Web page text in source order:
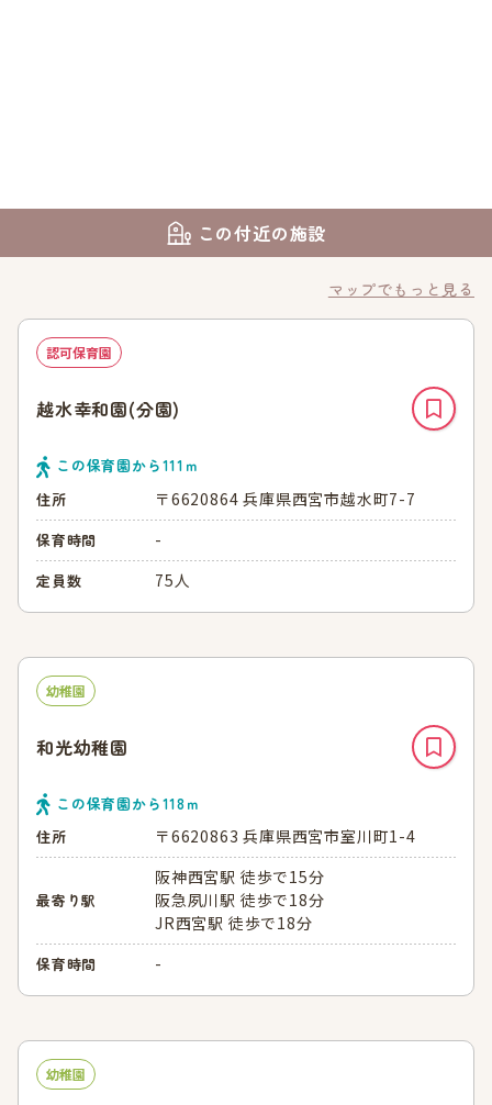
この付近の施設
マップでもっと見る
認可保育園
越水幸和園(分園)
この保育園から111 ｍ
住所
〒6620864 兵庫県西宮市越水町7-7
保育時間 -
定員数 75人
幼稚園
和光幼稚園
この保育園から118ｍ
住所
〒6620863 兵庫県西宮市室川町1-4
最寄り駅
阪神西宮駅 徒歩で15分
阪急夙川駅 徒歩で18分
JR西宮駅 徒歩で18分
保育時間 -
幼稚園